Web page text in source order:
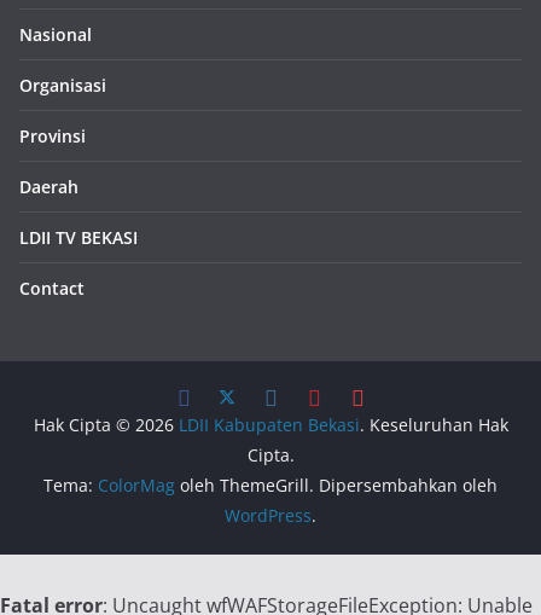
Nasional
Organisasi
Provinsi
Daerah
LDII TV BEKASI
Contact
Hak Cipta © 2026 LDII Kabupaten Bekasi. Keseluruhan Hak
Cipta.
Tema: ColorMag oleh ThemeGrill. Dipersembahkan oleh
WordPress.
Fatal error: Uncaught wfWAFStorageFileException: Unable